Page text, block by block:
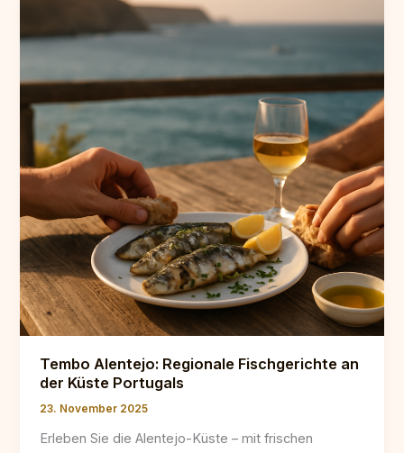
Alentejo
Tembo Alentejo: Regionale Fischgerichte an
der Küste Portugals
23. November 2025
Erleben Sie die Alentejo-Küste – mit frischen